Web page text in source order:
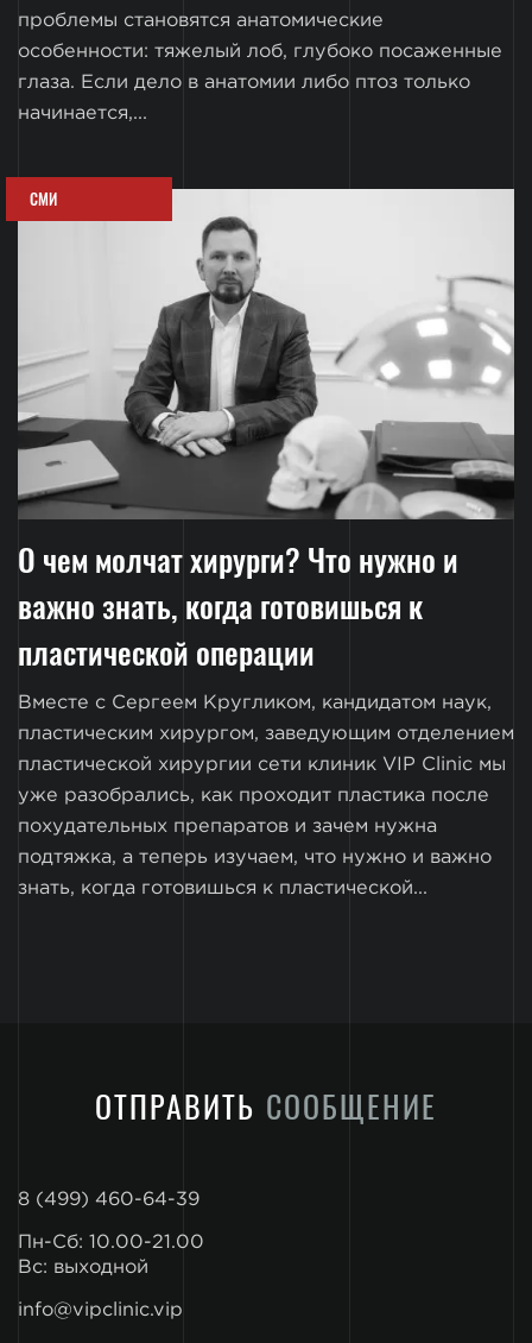
проблемы становятся анатомические
особенности: тяжелый лоб, глубоко посаженные
глаза. Если дело в анатомии либо птоз только
начинается,...
СМИ
О чем молчат хирурги? Что нужно и
важно знать, когда готовишься к
пластической операции
Вместе с Сергеем Кругликом, кандидатом наук,
пластическим хирургом, заведующим отделением
пластической хирургии сети клиник VIP Clinic мы
уже разобрались, как проходит пластика после
похудательных препаратов и зачем нужна
подтяжка, а теперь изучаем, что нужно и важно
знать, когда готовишься к пластической...
ОТПРАВИТЬ СООБЩЕНИЕ
8 (499) 460-64-39
Пн-Сб: 10.00-21.00
Вс: выходной
info@vipclinic.vip